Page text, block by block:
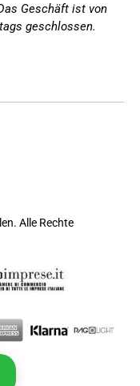
Geschäft ist von
geschlossen.
Alle Rechte